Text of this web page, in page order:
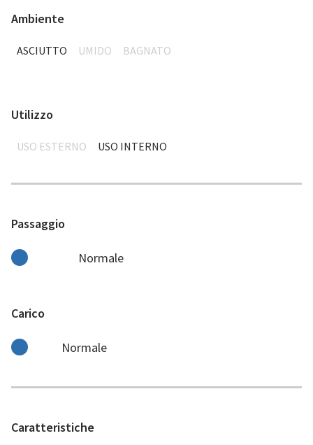
Ambiente
ASCIUTTO UMIDO BAGNATO
Utilizzo
USO ESTERNO USO INTERNO
Passaggio
Normale
Carico
Normale
Caratteristiche